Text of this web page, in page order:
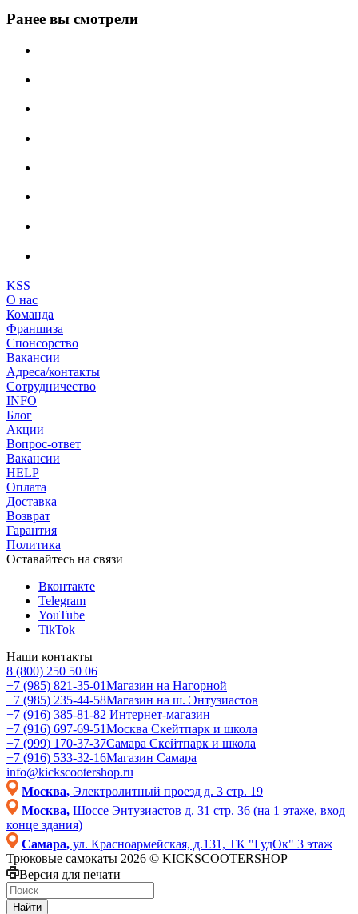
Ранее вы смотрели
KSS
О нас
Команда
Франшиза
Спонсорство
Вакансии
Адреса/контакты
Сотрудничество
INFO
Блог
Акции
Вопрос-ответ
Вакансии
HELP
Оплата
Доставка
Возврат
Гарантия
Политика
Оставайтесь на связи
Вконтакте
Telegram
YouTube
TikTok
Наши контакты
8 (800) 250 50 06
+7 (985) 821-35-01Магазин на Нагорной
+7 (985) 235-44-58Магазин на ш. Энтузиастов
+7 (916) 385-81-82 Интернет-магазин
+7 (916) 697-69-51Москва Скейтпарк и школа
+7 (999) 170-37-37Самара Скейтпарк и школа
+7 (916) 533-32-16Магазин Самара
info@kickscootershop.ru
Москва, Электролитный проезд д. 3 стр. 19
Москва, Шоссе Энтузиастов д. 31 стр. 36 (на 1 этаже, вход
конце здания)
Самара, ул. Красноармейская, д.131, ТК "ГудОк" 3 этаж
Трюковые самокаты 2026 © KICKSCOOTERSHOP
Версия для печати
Найти